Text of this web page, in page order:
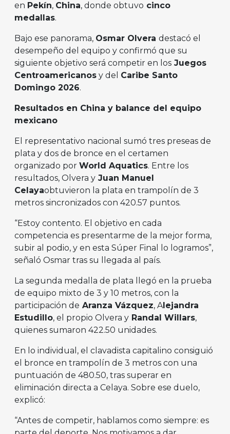
en Pekín, China, donde obtuvo cinco
medallas.
Bajo ese panorama, Osmar Olvera destacó el
desempeño del equipo y confirmó que su
siguiente objetivo será competir en los Juegos
Centroamericanos y del Caribe Santo
Domingo 2026.
Resultados en China y balance del equipo
mexicano
El representativo nacional sumó tres preseas de
plata y dos de bronce en el certamen
organizado por World Aquatics. Entre los
resultados, Olvera y Juan Manuel
Celayaobtuvieron la plata en trampolín de 3
metros sincronizados con 420.57 puntos.
“Estoy contento. El objetivo en cada
competencia es presentarme de la mejor forma,
subir al podio, y en esta Súper Final lo logramos”,
señaló Osmar tras su llegada al país.
La segunda medalla de plata llegó en la prueba
de equipo mixto de 3 y 10 metros, con la
participación de Aranza Vázquez, Alejandra
Estudillo, el propio Olvera y Randal Willars,
quienes sumaron 422.50 unidades.
En lo individual, el clavadista capitalino consiguió
el bronce en trampolín de 3 metros con una
puntuación de 480.50, tras superar en
eliminación directa a Celaya. Sobre ese duelo,
explicó:
“Antes de competir, hablamos como siempre: es